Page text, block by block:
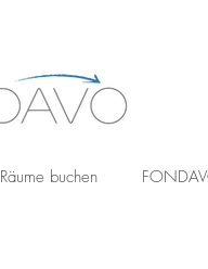
Räume buchen